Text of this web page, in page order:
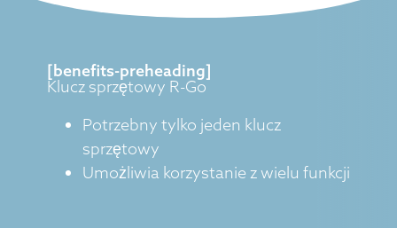
[benefits-preheading]
Klucz sprzętowy R-Go
Potrzebny tylko jeden klucz
sprzętowy
Umożliwia korzystanie z wielu funkcji